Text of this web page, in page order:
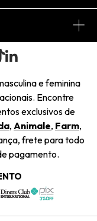
e feminina
Encontre
exclusivos de
, Animale, Farm,
frete para todo
pagamento.